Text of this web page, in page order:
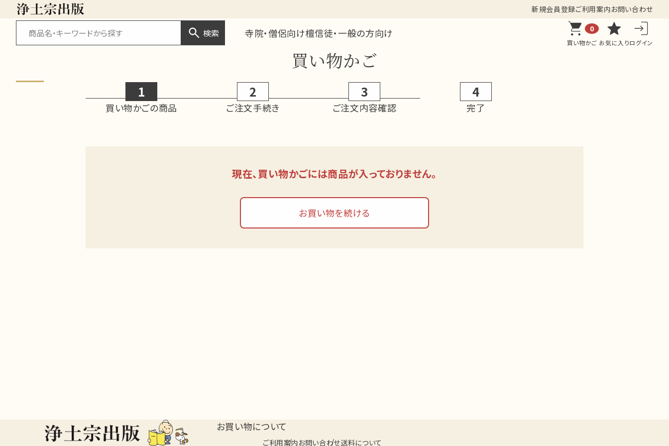
新規会員登録ご利用案内お問い合わせ
検索 寺院・僧侶向け檀信徒・一般の方向け 0
買い物かご お気に入りログイン
買い物かご
1
買い物かごの商品
2
ご注文手続き
3
ご注文内容確認
4
完了
現在、買い物かごには商品が入っておりません。
お買い物を続ける
お買い物について
ご利用案内お問い合わせ送料について